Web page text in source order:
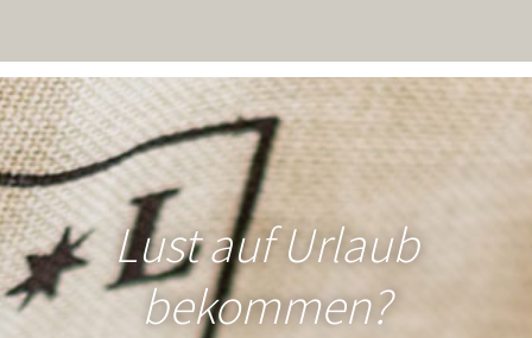
Lust auf Urlaub
bekommen?